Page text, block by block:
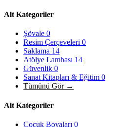
Alt Kategoriler
Şövale 0
Resim Çerçeveleri 0
Saklama 14
Atölye Lambası 14
Güvenlik 0
Sanat Kitapları & Eğitim 0
Tümünü Gör →
Alt Kategoriler
Çocuk Boyaları 0